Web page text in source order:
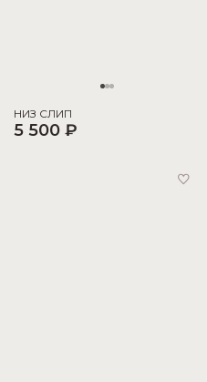
НИЗ СЛИП
5 500 ₽